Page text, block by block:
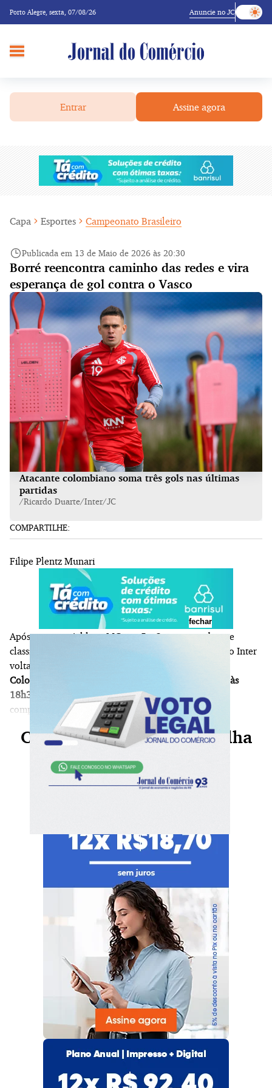
Porto Alegre, sexta, 07/08/26 Anuncie no JC
Entrar Assine agora
Capa Esportes Campeonato Brasileiro
Publicada em 13 de Maio de 2026 às 20:30
Borré reencontra caminho das redes e vira
esperança de gol contra o Vasco
Atacante colombiano soma três gols nas últimas
partidas
/Ricardo Duarte/Inter/JC
COMPARTILHE:
Filipe Plentz Munari
Após vencer o Athletic-MG por 5 a 3 no agregado e se
classificar para as oitavas de final da Copa do Brasil, o Inter
volta seus olhares para o Campeonato Brasileiro.
Colorado recebe o Vasco no Beira-Rio, sábado (16), às
18h30min,
em partida válida pela 16ª rodada da
competição.
Continue sua leitura, escolha
seu plano agora!
Já é nosso assinante?Faça login
fechar